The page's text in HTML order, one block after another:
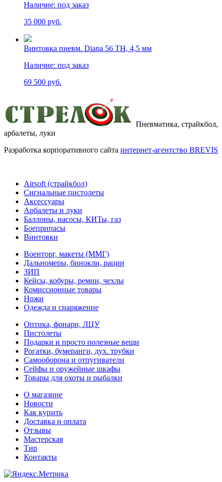
Наличие: под заказ
35 000 руб.
Винтовка пневм. Diana 56 TH, 4,5 мм
Наличие: под заказ
69 500 руб.
Пневматика, страйкбол,
арбалеты, луки
Разработка корпоративного сайта интернет-агентство BREVIS
Airsoft (страйкбол)
Cигнальные пистолеты
Аксессуары
Арбалеты и луки
Баллоны, насосы, КИТы, газ
Боеприпасы
Винтовки
Военторг, макеты (ММГ)
Дальномеры, бинокли, рации
ЗИП
Кейсы, кобуры, ремни, чехлы
Комиссионные товары
Ножи
Одежда и снаряжение
Оптика, фонари, ЛЦУ
Пистолеты
Подарки и просто полезные вещи
Рогатки, бумеранги, дух. трубки
Самооборона и отпугиватели
Сейфы и оружейные шкафы
Товары для охоты и рыбалки
О магазине
Новости
Как купить
Доставка и оплата
Отзывы
Мастерская
Тир
Контакты